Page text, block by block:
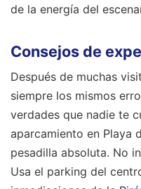
de la energía del
Consejos de
Después de muchas
siempre los mismos
verdades que nadie te
aparcamiento en Playa
pesadilla absoluta. No
Usa el parking del